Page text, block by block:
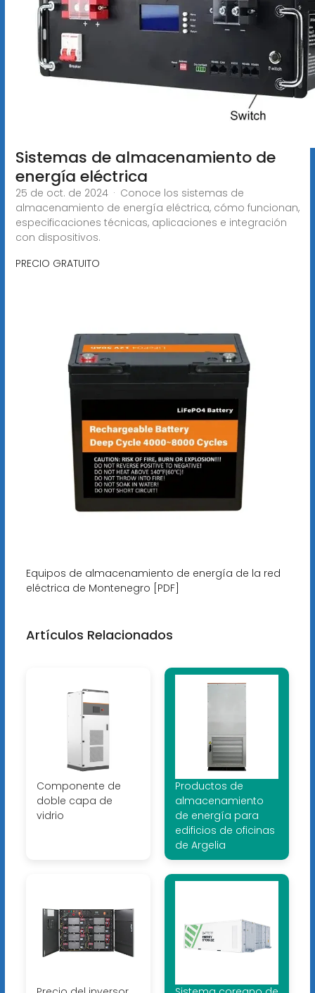
Sistemas de almacenamiento de
energía eléctrica
25 de oct. de 2024 · Conoce los sistemas de
almacenamiento de energía eléctrica, cómo funcionan,
especificaciones técnicas, aplicaciones e integración
con dispositivos.
PRECIO GRATUITO
Equipos de almacenamiento de energía de la red
eléctrica de Montenegro [PDF]
Artículos Relacionados
Componente de
doble capa de
vidrio
Productos de
almacenamiento
de energía para
edificios de oficinas
de Argelia